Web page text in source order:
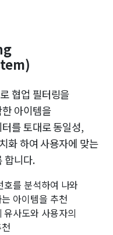
협업 필터링을
아이템을
를 토대로 동일성,
화 하여 사용자에 맞는
합니다.
호를 분석하여 나와
아이템을 추천
유사도와 사용자의